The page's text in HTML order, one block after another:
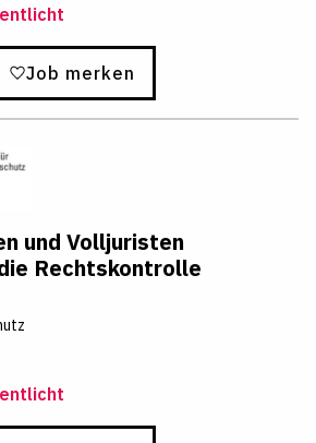
Job merken
und Volljuristen
Rechtskontrolle